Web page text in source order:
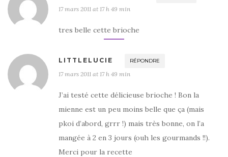
17 mars 2011 at 17 h 49 min
tres belle cette brioche
LITTLELUCIE RÉPONDRE
17 mars 2011 at 17 h 49 min
J’ai testé cette délicieuse brioche ! Bon la
mienne est un peu moins belle que ça (mais
pkoi d’abord, grrr !) mais très bonne, on l’a
mangée à 2 en 3 jours (ouh les gourmands !!).
Merci pour la recette